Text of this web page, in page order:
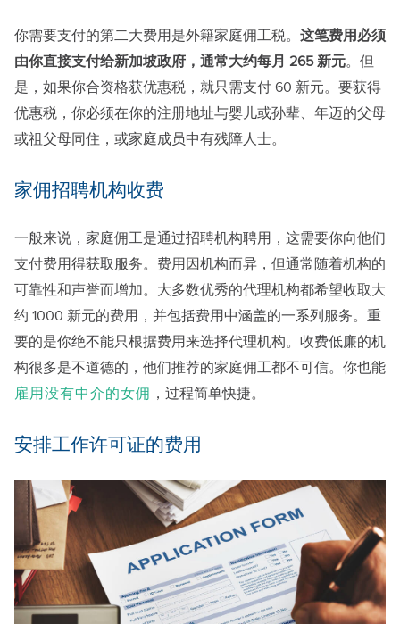
你需要支付的第二大费用是外籍家庭佣工税。 这笔费用必须
由你直接支付给新加坡政府，通常大约每月 265 新元。但
是，如果你合资格获优惠税，就只需支付 60 新元。要获得
优惠税，你必须在你的注册地址与婴儿或孙辈、年迈的父母
或祖父母同住，或家庭成员中有残障人士。
家佣招聘机构收费
一般来说，家庭佣工是通过招聘机构聘用，这需要你向他们
支付费用得获取服务。费用因机构而异，但通常随着机构的
可靠性和声誉而增加。大多数优秀的代理机构都希望收取大
约 1000 新元的费用，并包括费用中涵盖的一系列服务。重
要的是你绝不能只根据费用来选择代理机构。收费低廉的机
构很多是不道德的，他们推荐的家庭佣工都不可信。你也能
雇用没有中介的女佣 ，过程简单快捷。
安排工作许可证的费用